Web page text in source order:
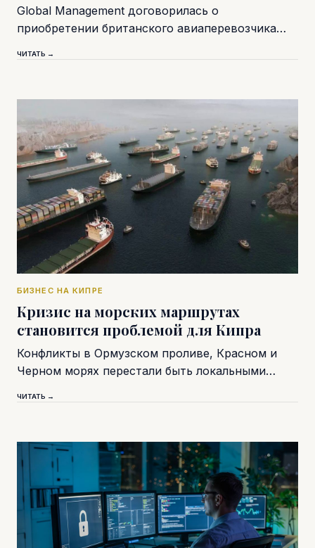
Global Management договорилась о
приобретении британского авиаперевозчика…
ЧИТАТЬ →
БИЗНЕС НА КИПРЕ
Кризис на морских маршрутах
становится проблемой для Кипра
Конфликты в Ормузском проливе, Красном и
Черном морях перестали быть локальными…
ЧИТАТЬ →